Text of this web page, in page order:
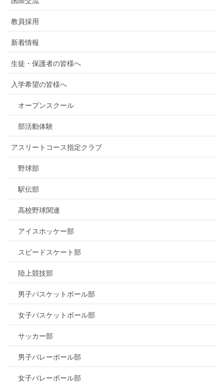
教員採用
新着情報
生徒・保護者の皆様へ
入学希望の皆様へ
オープンスクール
部活動体験
アスリートコース指定クラブ
野球部
駅伝部
高校野球関連
アイスホッケー部
スピードスケート部
陸上競技部
男子バスケットボール部
女子バスケットボール部
サッカー部
男子バレーボール部
女子バレーボール部